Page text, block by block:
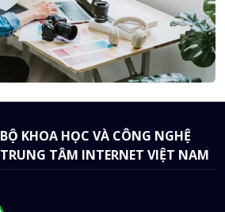
BỘ KHOA HỌC VÀ CÔNG NGHỆ
TRUNG TÂM INTERNET VIỆT NAM